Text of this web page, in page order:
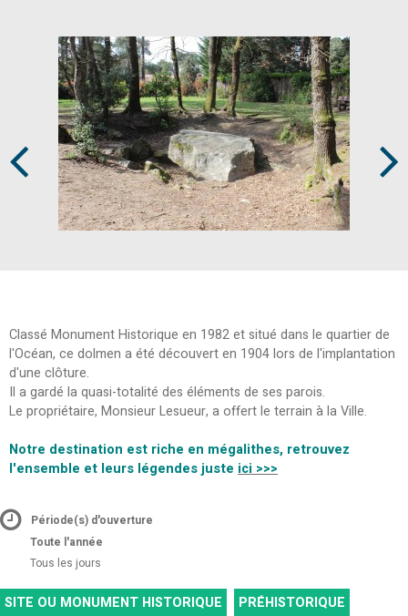
Classé Monument Historique en 1982 et situé dans le quartier de
l'Océan, ce dolmen a été découvert en 1904 lors de l'implantation
d'une clôture.
Il a gardé la quasi-totalité des éléments de ses parois.
Le propriétaire, Monsieur Lesueur, a offert le terrain à la Ville.
Notre destination est riche en mégalithes, retrouvez
l'ensemble et leurs légendes juste ici >>>
Période(s) d'ouverture
Toute l'année
Tous les jours
SITE OU MONUMENT HISTORIQUE
PRÉHISTORIQUE